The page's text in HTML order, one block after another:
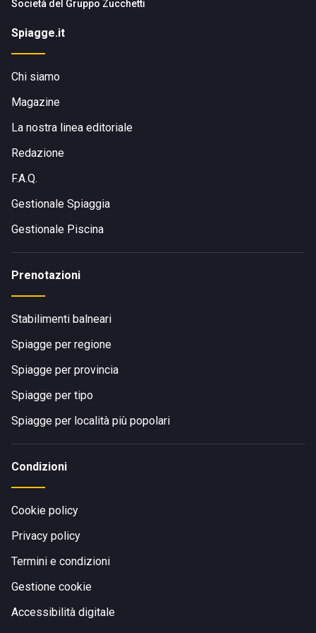
Società del Gruppo Zucchetti
Spiagge.it
Chi siamo
Magazine
La nostra linea editoriale
Redazione
F.A.Q.
Gestionale Spiaggia
Gestionale Piscina
Prenotazioni
Stabilimenti balneari
Spiagge per regione
Spiagge per provincia
Spiagge per tipo
Spiagge per località più popolari
Condizioni
Cookie policy
Privacy policy
Termini e condizioni
Gestione cookie
Accessibilità digitale